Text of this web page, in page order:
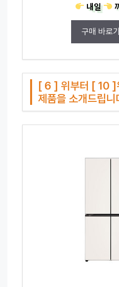
내일
구매 바로
[ 6 ] 위부터 [ 10 ]
제품을 소개드립니